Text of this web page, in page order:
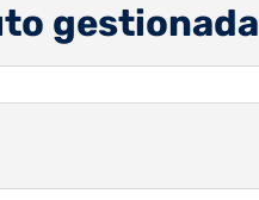
gestionada